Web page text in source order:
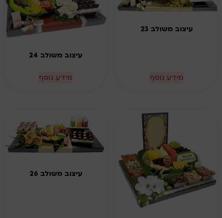
עיצוב משולב 23
מידע נוסף
עיצוב משולב 24
מידע נוסף
עיצוב משולב 26